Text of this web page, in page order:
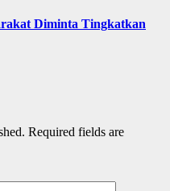
Diminta Tingkatkan
Required fields are